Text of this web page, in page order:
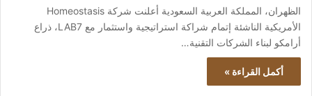
الظهران، المملكة العربية السعودية أعلنت شركة Homeostasis
الأمريكية الناشئة إتمام شراكة استراتيجية واستثمار مع LAB7، ذراع
أرامكو لبناء الشركات التقنية…
أكمل القراءة »